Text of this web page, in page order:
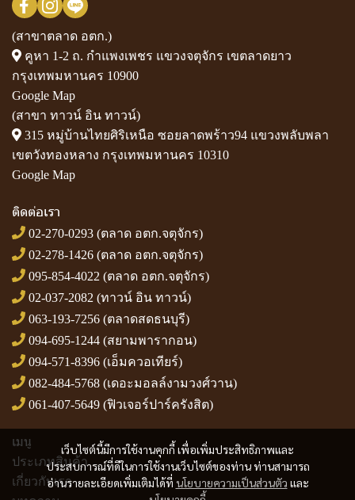
เว็บไซต์นี้มีการใช้งานคุกกี้ เพื่อเพิ่มประสิทธิภาพและ
ประสบการณ์ที่ดีในการใช้งานเว็บไซต์ของท่าน ท่านสามารถ
อ่านรายละเอียดเพิ่มเติมได้ที่ นโยบายความเป็นส่วนตัว และ
(สาขาตลาด อตก.)
คูหา 1-2 ถ. กำแพงเพชร แขวงจตุจักร เขตลาดยาว
กรุงเทพมหานคร 10900
Google Map
(สาขา ทาวน์ อิน ทาวน์)
315 หมู่บ้านไทยศิริเหนือ ซอยลาดพร้าว94 แขวงพลับพลา
เขตวังทองหลาง กรุงเทพมหานคร 10310
Google Map
ติดต่อเรา
02-270-0293 (ตลาด อตก.จตุจักร)
02-278-1426 (ตลาด อตก.จตุจักร)
095-854-4022 (ตลาด อตก.จตุจักร)
02-037-2082 (ทาวน์ อิน ทาวน์)
063-193-7256 (ตลาดสดธนบุรี)
094-695-1244 (สยามพารากอน)
094-571-8396 (เอ็มควอเทียร์)
082-484-5768 (เดอะมอลล์งามวงศ์วาน)
061-407-5649 (ฟิวเจอร์ปาร์ครังสิต)
เมนู
ประเภทสินค้า
เกี่ยวกับเรา